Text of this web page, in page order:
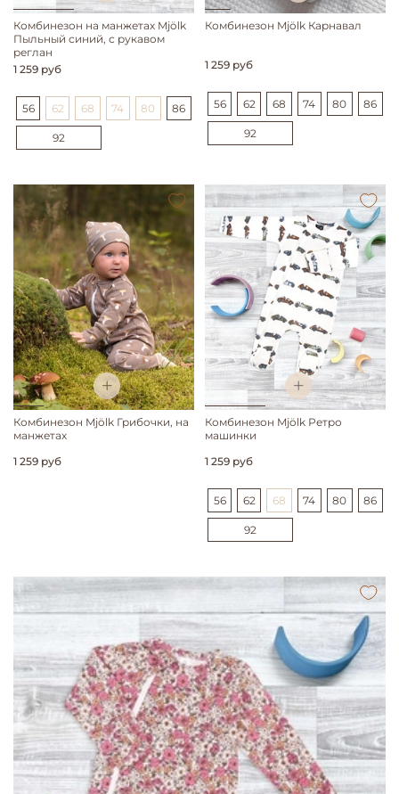
Комбинезон на манжетах Mjölk
Пыльный синий, с рукавом
реглан
1 259 руб
56 62 68 74 80 86
92
Комбинезон Mjölk Карнавал
1 259 руб
56 62 68 74 80 86
92
Комбинезон Mjölk Грибочки, на
манжетах
1 259 руб
Комбинезон Mjölk Ретро
машинки
1 259 руб
56 62 68 74 80 86
92